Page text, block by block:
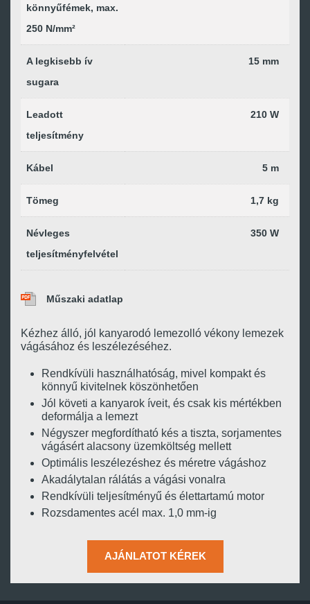
könnyűfémek, max.
250 N/mm²
A legkisebb ív
sugara
15 mm
Leadott
teljesítmény
210 W
Kábel 5 m
Tömeg 1,7 kg
Névleges
teljesítményfelvétel
350 W
Műszaki adatlap
Kézhez álló, jól kanyarodó lemezolló vékony lemezek
vágásához és leszélezéséhez.
Rendkívüli használhatóság, mivel kompakt és
könnyű kivitelnek köszönhetően
Jól követi a kanyarok íveit, és csak kis mértékben
deformálja a lemezt
Négyszer megfordítható kés a tiszta, sorjamentes
vágásért alacsony üzemköltség mellett
Optimális leszélezéshez és méretre vágáshoz
Akadálytalan rálátás a vágási vonalra
Rendkívüli teljesítményű és élettartamú motor
Rozsdamentes acél max. 1,0 mm-ig
AJÁNLATOT KÉREK